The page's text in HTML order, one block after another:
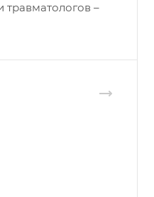
травматологов –